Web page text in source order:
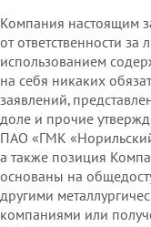
поставок
Компания настоящим
от ответственности
использованием
на себя никаких
заявлений,
доле и прочие
ПАО «ГМК «Норильский
а также позиция
основаны на
другими
компаниями или